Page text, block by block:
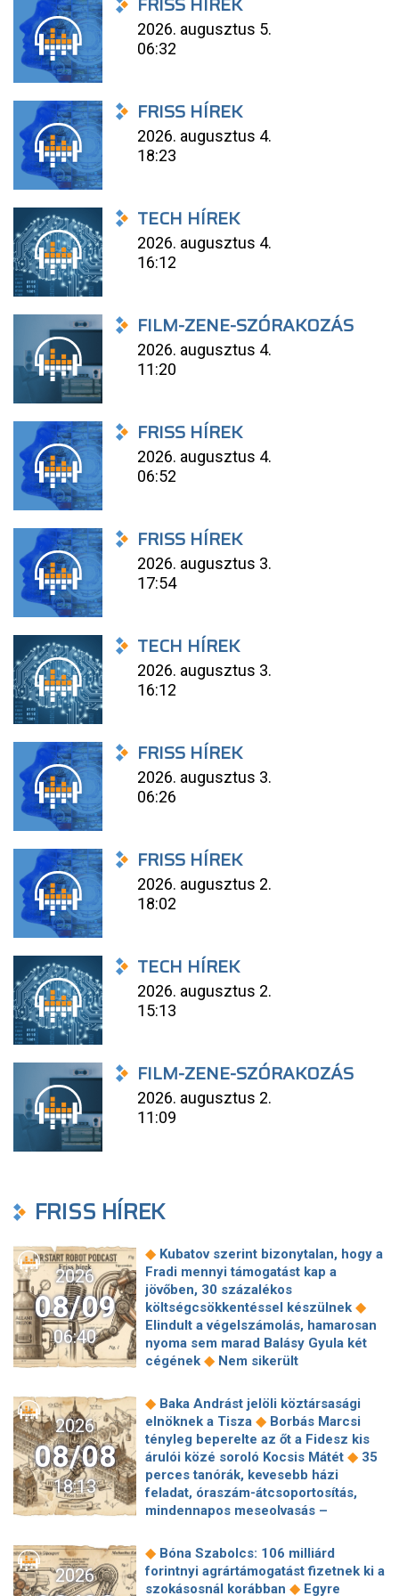
2026. augusztus 5.
06:32
FRISS HÍREK
2026. augusztus 4.
18:23
TECH HÍREK
2026. augusztus 4.
16:12
FILM-ZENE-SZÓRAKOZÁS
2026. augusztus 4.
11:20
FRISS HÍREK
2026. augusztus 4.
06:52
FRISS HÍREK
2026. augusztus 3.
17:54
TECH HÍREK
2026. augusztus 3.
16:12
FRISS HÍREK
2026. augusztus 3.
06:26
FRISS HÍREK
2026. augusztus 2.
18:02
TECH HÍREK
2026. augusztus 2.
15:13
FILM-ZENE-SZÓRAKOZÁS
2026. augusztus 2.
11:09
FRISS HÍREK
2026
08/09
06:40
◆ Kubatov szerint bizonytalan, hogy a
Fradi mennyi támogatást kap a
jövőben, 30 százalékos
költségcsökkentéssel készülnek ◆
Elindult a végelszámolás, hamarosan
nyoma sem marad Balásy Gyula két
cégének ◆ Nem sikerült
tojással dobálták meg a
miniszterelnököt – Koszovóban ◆
Szépségipar és orvosi turizmus:
milyen erős Budapest a plasztikai
sebészet térképén? ◆ 72 óra
Montenegróban ◆35 perces tanórák
lehetnek az alsó tagozatos diákoknak,
komoly változások jöhetnek az
András kirúgásával kezdődött, most a
köztársasági elnökké választásával ér
véget◆Farkas Fanni, a Tv2 Híradó új
2026
08/08
18:13
◆ Baka Andrást jelöli köztársasági
elnöknek a Tisza ◆ Borbás Marcsi
tényleg beperelte az őt a Fidesz kis
árulói közé soroló Kocsis Mátét ◆ 35
perces tanórák, kevesebb házi
feladat, óraszám-átcsoportosítás,
mindennapos meseolvasás –
tagozatos javaslatcsomagja
Lemond és az egyetemről is távozik
az Ádám Zoltánt kirúgó corvinusos
2026
◆ Bóna Szabolcs: 106 milliárd
forintnyi agrártámogatást fizetnek ki a
szokásosnál korábban ◆ Egyre